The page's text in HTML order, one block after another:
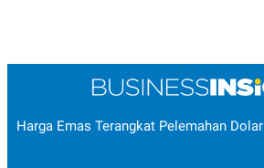
Harga Emas Terangkat Pelemahan Dolar